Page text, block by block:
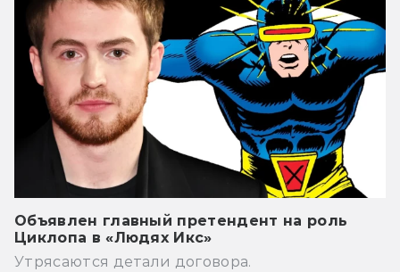
Объявлен главный претендент на роль
Циклопа в «Людях Икс»
Утрясаются детали договора.